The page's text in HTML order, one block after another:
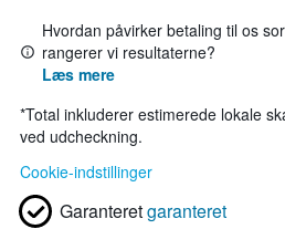
Hvordan påvirker betaling til os
rangerer vi resultaterne?
Læs mere
*Total inkluderer estimerede lokale
ved udcheckning.
Cookie-indstillinger
Garanteretgaranteret